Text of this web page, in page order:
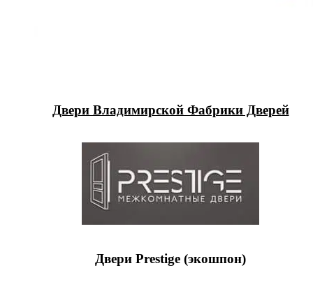
Двери Владимирской Фабрики Дверей
Двери Prestige (экошпон)